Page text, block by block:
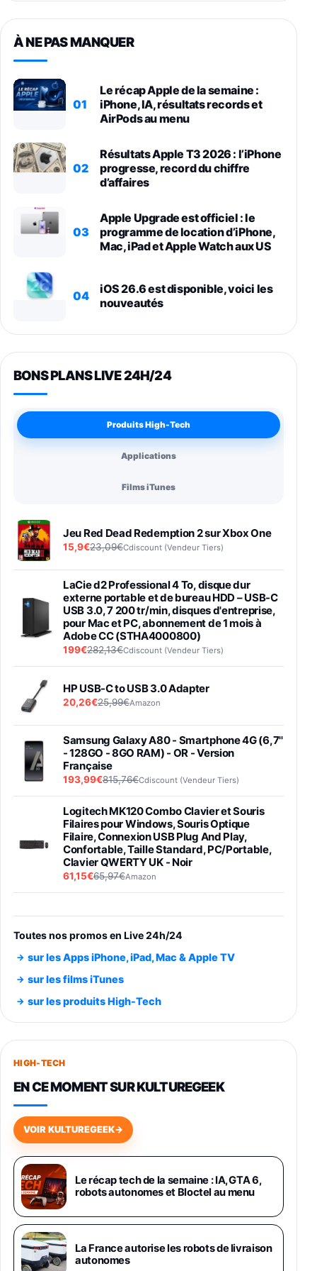
À NE PAS MANQUER
01
Le récap Apple de la semaine :
iPhone, IA, résultats records et
AirPods au menu
02
Résultats Apple T3 2026 : l’iPhone
progresse, record du chiffre
d’affaires
03
Apple Upgrade est officiel : le
programme de location d’iPhone,
Mac, iPad et Apple Watch aux US
04
iOS 26.6 est disponible, voici les
nouveautés
BONS PLANS LIVE 24H/24
Produits High-Tech
Applications
Films iTunes
Jeu Red Dead Redemption 2 sur Xbox One
15,9€23,09€Cdiscount (Vendeur Tiers)
LaCie d2 Professional 4 To, disque dur
externe portable et de bureau HDD – USB-C
USB 3.0, 7 200 tr/min, disques d'entreprise,
pour Mac et PC, abonnement de 1 mois à
Adobe CC (STHA4000800)
199€282,13€Cdiscount (Vendeur Tiers)
HP USB-C to USB 3.0 Adapter
20,26€25,99€Amazon
Samsung Galaxy A80 - Smartphone 4G (6,7''
- 128GO - 8GO RAM) - OR - Version
Française
193,99€815,76€Cdiscount (Vendeur Tiers)
Logitech MK120 Combo Clavier et Souris
Filaires pour Windows, Souris Optique
Filaire, Connexion USB Plug And Play,
Confortable, Taille Standard, PC/Portable,
Clavier QWERTY UK - Noir
61,15€65,97€Amazon
entraénement direct 3 vitesses (33-45-78
trs/min) avec pre-ampli intégré et port USB
Smartphone SAMSUNG Galaxy S26 Ultra
891,99€1199€Fnac (Vendeur Tiers)
Smartphone SAMSUNG Galaxy S26+ Violet
749,99€
648,63€834,71€
Samsung Galaxy Miracle Ultra, Smartphone
Android 5G avec Galaxy AI, 512 Go,
Chargeur Secteur Rapide 25W Inclus,
Smartphone déverrouillé, Noir, Version FR
1019€
Galaxy S26 Ultra 512 Go Bleu
1019€1399€Fnac (Vendeur Tiers)
Toutes nos promos en Live 24h/24
sur les Apps iPhone, iPad, Mac & Apple TV
sur les films iTunes
sur les produits High-Tech
HIGH-TECH
EN CE MOMENT SUR KULTUREGEEK
VOIR KULTUREGEEK→
Le récap tech de la semaine : IA, GTA 6,
robots autonomes et Bloctel au menu
La France autorise les robots de livraison
autonomes